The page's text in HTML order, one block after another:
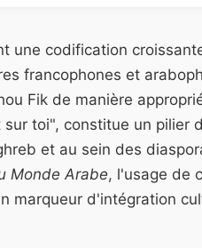
une codification
francophones et
Fik de manière
toi", constitue un pilier
et au sein des
Monde Arabe, l'usage de
marqueur d'intégration